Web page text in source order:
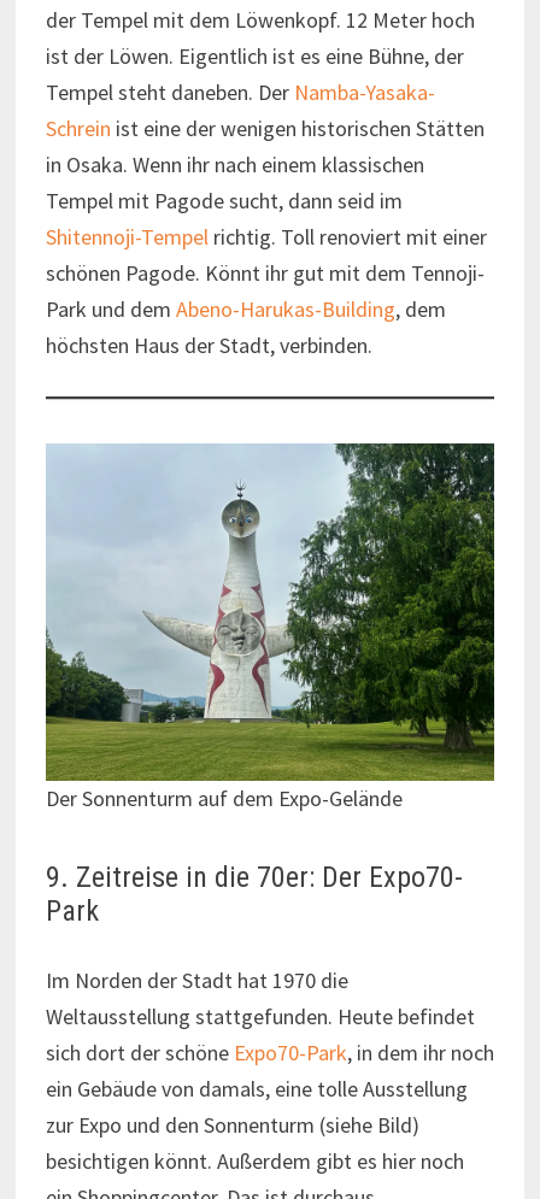
der Tempel mit dem Löwenkopf. 12 Meter hoch
ist der Löwen. Eigentlich ist es eine Bühne, der
Tempel steht daneben. Der Namba-Yasaka-
Schrein ist eine der wenigen historischen Stätten
in Osaka. Wenn ihr nach einem klassischen
Tempel mit Pagode sucht, dann seid im
Shitennoji-Tempelrichtig. Toll renoviert mit einer
schönen Pagode. Könnt ihr gut mit dem Tennoji-
Park und dem Abeno-Harukas-Building, dem
höchsten Haus der Stadt, verbinden.
Der Sonnenturm auf dem Expo-Gelände
9. Zeitreise in die 70er: Der Expo70-
Park
Im Norden der Stadt hat 1970 die
Weltausstellung stattgefunden. Heute befindet
sich dort der schöne Expo70-Park, in dem ihr noch
ein Gebäude von damals, eine tolle Ausstellung
zur Expo und den Sonnenturm (siehe Bild)
besichtigen könnt. Außerdem gibt es hier noch